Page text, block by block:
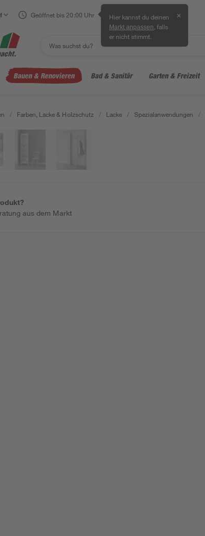
Geöffnet bis 20:00 Uhr Hier kannst du deinen
Markt anpassen , falls
er nicht stimmt.
✕
Bauen & Renovieren Bad & Sanitär Garten & Freizeit
/ Farben, Lacke & Holzschutz / Lacke / Spezialanwendungen /
aus dem Markt